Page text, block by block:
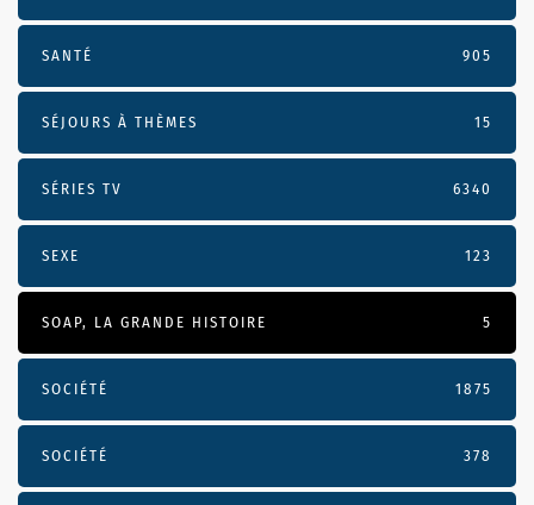
SANTÉ 905
SÉJOURS À THÈMES 15
SÉRIES TV 6340
SEXE 123
SOAP, LA GRANDE HISTOIRE 5
SOCIÉTÉ 1875
SOCIÉTÉ 378